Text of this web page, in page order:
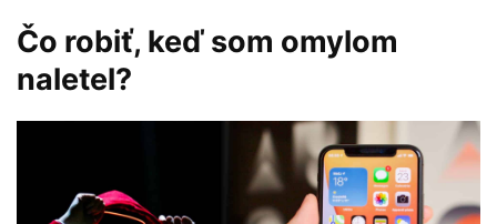
Čo robiť, keď som omylom
naletel?